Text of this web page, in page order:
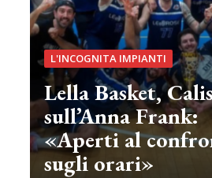
L'INCOGNITA IMPIANTI
Lella Basket,
sull’Anna Frank:
«Aperti al
sugli orari»